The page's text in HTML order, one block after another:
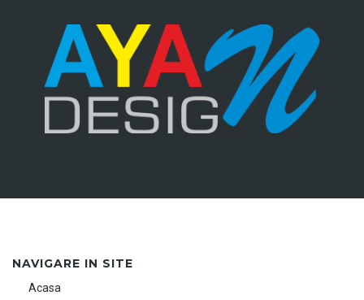
NAVIGARE IN SITE
Acasa